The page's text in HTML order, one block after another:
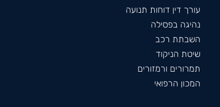
עורך דין דוחות תנועה
נהיגה בפסילה
השבתת רכב
שיטת הניקוד
תמרורים ורמזורים
המכון הרפואי